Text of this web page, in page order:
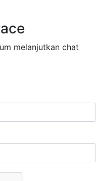
melanjutkan chat